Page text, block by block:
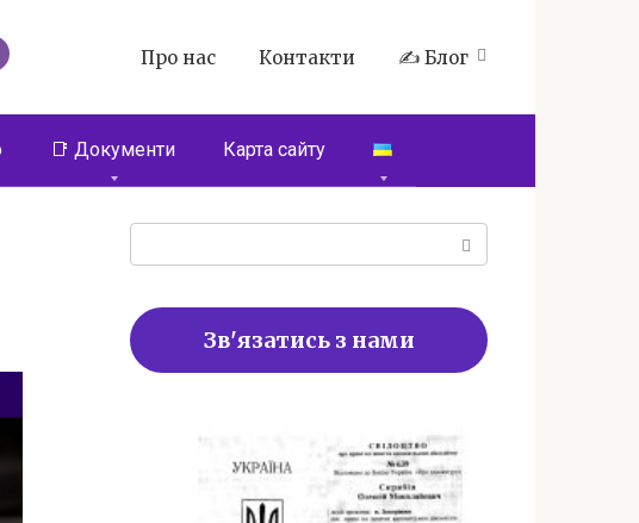
Про нас Контакти ✍️ Блог
📑 Документи Карта сайту
Зв'язатись з нами